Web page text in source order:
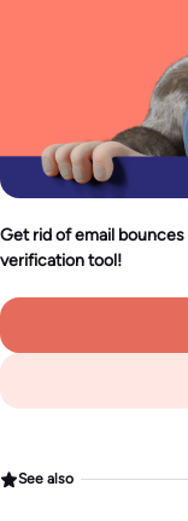
Get rid of email
verification tool!
See also